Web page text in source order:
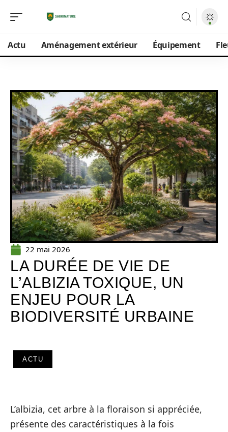
Actu Aménagement extérieur Équipement
22 mai 2026
LA DURÉE DE VIE DE
L’ALBIZIA TOXIQUE, UN
ENJEU POUR LA
BIODIVERSITÉ URBAINE
ACTU
L’albizia, cet arbre à la floraison si appréciée,
présente des caractéristiques à la fois